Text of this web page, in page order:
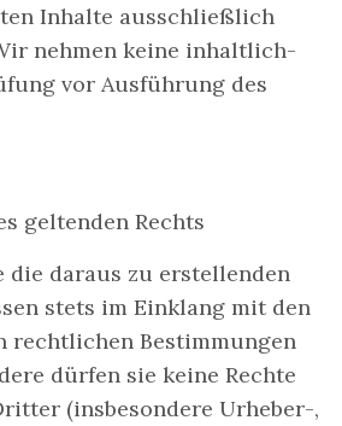
Inhalte ausschließlich
nehmen keine inhaltlich-
vor Ausführung des
geltenden Rechts
die daraus zu erstellenden
stets im Einklang mit den
rechtlichen Bestimmungen
dürfen sie keine Rechte
(insbesondere Urheber-,